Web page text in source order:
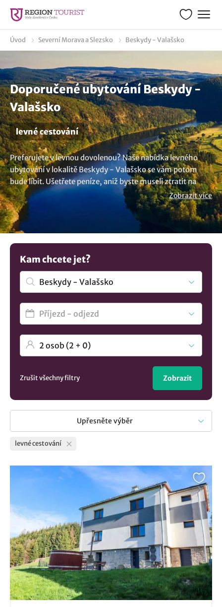
Úvod Severní Morava a Slezsko Beskydy - Valašsko
Doporučené ubytování Beskydy -
Valašsko
levné cestování
Preferujete v levnou dovolenou? Naše nabídka levného
ubytování v lokalitě Beskydy - Valašsko se vám potom
bude líbit. Ušetřete peníze, aniž byste museli ztratit na
komfortu. Vyberte si z nabídky, kde najdete levné hotely,
penziony, chaty a chalupy či apartmány a zažijte skvělou
dovolenou bez narušení vašeho rozpočtu. Užijte si pobyt
bez nadměrného utrácení! Nevybrali jste si? Mrkněte na
všechnaubytování v lokalitě Beskydy - Valašsko.
Zobrazit více
Kam chcete jet?
Zrušit všechny filtry Zobrazit
Upřesněte výběr
levné cestování